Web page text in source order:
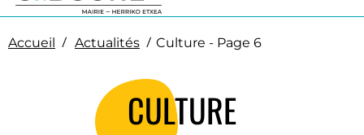
Accueil Actualités Culture - Page 6
CULTURE